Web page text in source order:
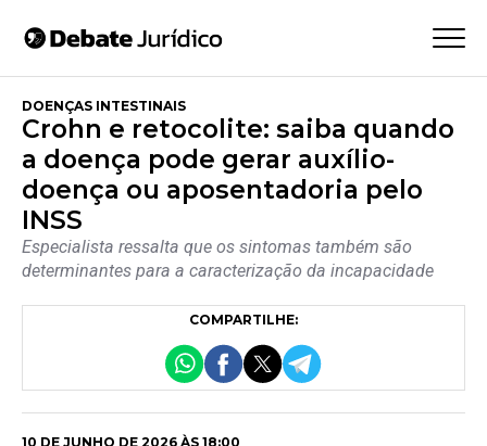
DOENÇAS INTESTINAIS
Crohn e retocolite: saiba quando
a doença pode gerar auxílio-
doença ou aposentadoria pelo
INSS
Especialista ressalta que os sintomas também são
determinantes para a caracterização da incapacidade
COMPARTILHE:
10 DE JUNHO DE 2026 ÀS 18:00